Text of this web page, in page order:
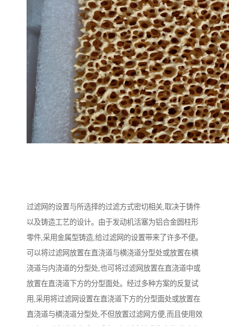
过滤网的设置与所选择的过滤方式密切相关,取决于铸件
以及铸造工艺的设计。由于发动机活塞为铝合金圆柱形
零件,采用金属型铸造,给过滤网的设置带来了许多不便。
可以将过滤网放置在直浇道与横浇道分型处或放置在横
浇道与内浇道的分型处,也可将过滤网放置在直浇道中或
放置在直浇道下方的分型面处。经过多种方案的反复试
用,采用将过滤网设置在直浇道下方的分型面处或放置在
直浇道与横浇道分型处,不但放置过滤网方便,而且使用效